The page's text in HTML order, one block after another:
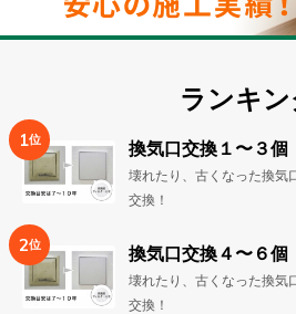
ランキ
1位 換気口交換１〜３個
壊れたり、古くなった換気
交換！
2位 換気口交換４〜６個
壊れたり、古くなった換気
交換！
全て